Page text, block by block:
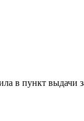
в пункт выдачи